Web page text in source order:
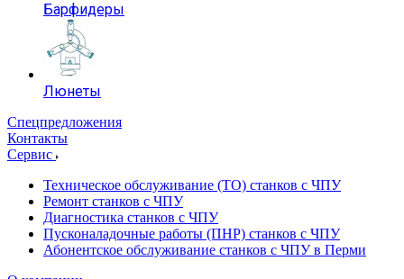
Барфидеры
Люнеты
Спецпредложения
Контакты
Сервис
Техническое обслуживание (ТО) станков с ЧПУ
Ремонт станков с ЧПУ
Диагностика станков с ЧПУ
Пусконаладочные работы (ПНР) станков с ЧПУ
Абонентское обслуживание станков с ЧПУ в Перми